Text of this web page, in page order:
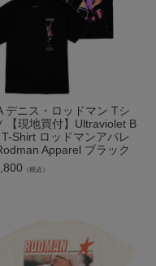
デニス・ロッドマン Tシ
【現地買付】Ultraviolet B
Shirt ロッドマンアパレ
Apparel ブラック
（税込）